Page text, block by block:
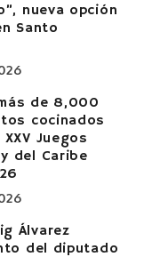
nueva opción
Santo
de 8,000
cocinados
Juegos
del Caribe
Álvarez
del diputado